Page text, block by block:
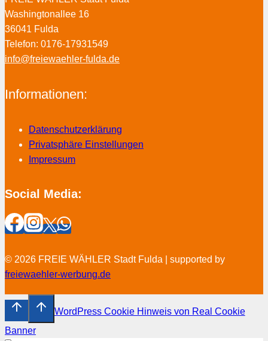
Washingtonallee 16
36041 Fulda
Telefon: 0176-17931549
info@freiewaehler-fulda.de
Informationen:
Datenschutzerklärung
Privatsphäre Einstellungen
Impressum
Social Media:
© 2026 FREIE WÄHLER Stadt Fulda | supported by
freiewaehler-werbung.de
WordPress Cookie Hinweis von Real Cookie
Banner